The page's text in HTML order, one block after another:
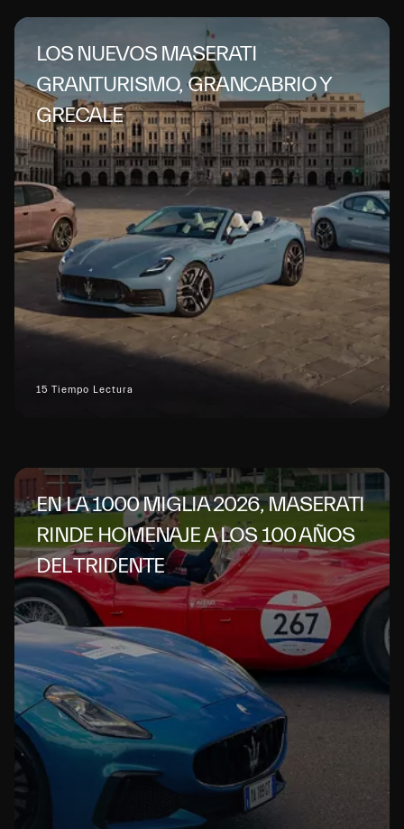
LOS NUEVOS MASERATI
GRANTURISMO, GRANCABRIO Y
GRECALE
15 Tiempo Lectura
EN LA 1000 MIGLIA 2026, MASERATI
RINDE HOMENAJE A LOS 100 AÑOS
DEL TRIDENTE